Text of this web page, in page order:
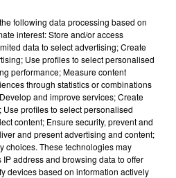
following data processing based on
interest: Store and/or access
data to select advertising; Create
Use profiles to select personalised
performance; Measure content
through statistics or combinations
and improve services; Create
profiles to select personalised
content; Ensure security, prevent and
and present advertising and content;
choices. These technologies may
address and browsing data to offer
devices based on information actively